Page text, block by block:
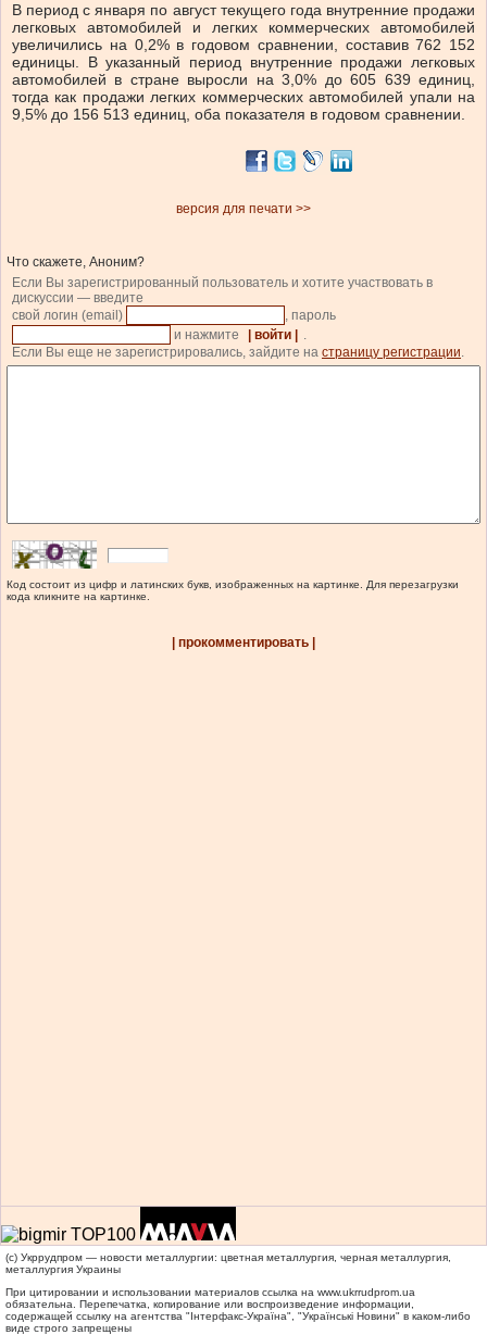
В период с января по август текущего года внутренние продажи
легковых автомобилей и легких коммерческих автомобилей
увеличились на 0,2% в годовом сравнении, составив 762 152
единицы. В указанный период внутренние продажи легковых
автомобилей в стране выросли на 3,0% до 605 639 единиц,
тогда как продажи легких коммерческих автомобилей упали на
9,5% до 156 513 единиц, оба показателя в годовом сравнении.
версия для печати >>
Что скажете, Аноним?
Если Вы зарегистрированный пользователь и хотите участвовать в
дискуссии — введите
свой логин (email)
, пароль
и нажмите
| войти |
.
Если Вы еще не зарегистрировались, зайдите на страницу регистрации.
Код состоит из цифр и латинских букв, изображенных на картинке. Для перезагрузки
кода кликните на картинке.
| прокомментировать |
(c) Укррудпром — новости металлургии: цветная металлургия, черная металлургия,
металлургия Украины
При цитировании и использовании материалов ссылка на www.ukrrudprom.ua
обязательна. Перепечатка, копирование или воспроизведение информации,
содержащей ссылку на агентства "Iнтерфакс-Україна", "Українськi Новини" в каком-либо
виде строго запрещены